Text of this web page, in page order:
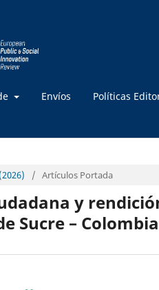
Envíos Políticas
/ Artículos Portada
y
Sucre – Colombia